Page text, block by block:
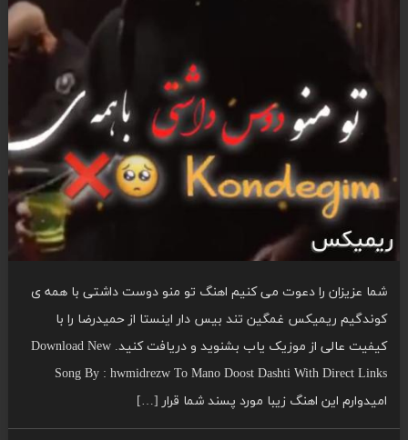
شما عزیزان را دعوت می کنیم اهنگ تو منو دوست داشتی با همه ی
کوندگیم ریمیکس غمگین تند بیس دار اینستا از حمیدرضا را با
کیفیت عالی از موزیک یاب بشنوید و دریافت کنید. Download New
Song By : hwmidrezw To Mano Doost Dashti With Direct Links
امیدوارم این اهنگ زیبا مورد پسند شما قرار […]